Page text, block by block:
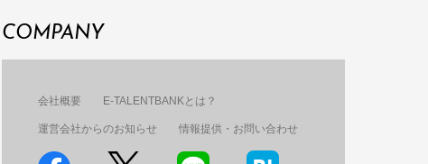
COMPANY
会社概要 E-TALENTBANKとは？
運営会社からのお知らせ 情報提供・お問い合わせ